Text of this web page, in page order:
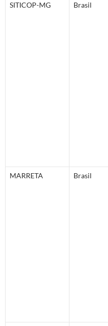
SITICOP-MG Brasil
MARRETA Brasil